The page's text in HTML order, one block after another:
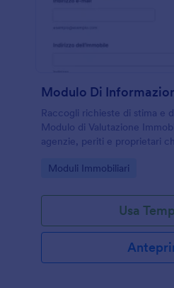
Modulo Di
Raccogli richieste di stima e
Modulo di Valutazione
agenzie, periti e proprietari
ordinato.
Go to Category:
Moduli Immobiliari
Usa